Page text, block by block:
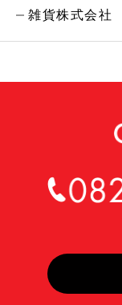
雑貨株式会社